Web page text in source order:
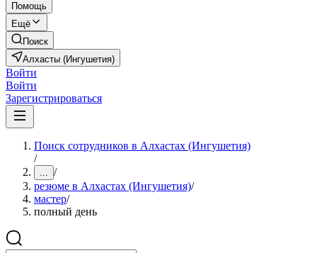
Помощь
Ещё
Поиск
Алхасты (Ингушетия)
Войти
Войти
Зарегистрироваться
Поиск сотрудников в Алхастах (Ингушетия)
/
... /
резюме в Алхастах (Ингушетия)/
мастер/
полный день